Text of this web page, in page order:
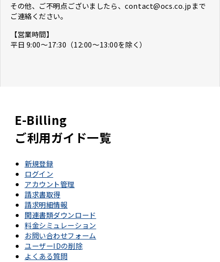
その他、ご不明点ございましたら、contact@ocs.co.jpまで
ご連絡ください。
【営業時間】
平日 9:00〜17:30（12:00～13:00を除く）
E-Billing
ご利用ガイド一覧
新規登録
ログイン
アカウント管理
請求書取得
請求明細情報
関連書類ダウンロード
料金シミュレーション
お問い合わせフォーム
ユーザーIDの削除
よくある質問